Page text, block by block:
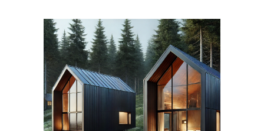
15 MINUTE CITY
KONCEPCIÓ
Ez az elgondolás egy több szempontú
megközelítés, amely a városi élet